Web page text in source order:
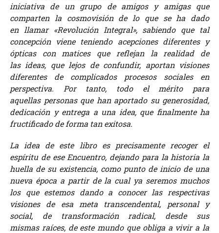
iniciativa de un grupo de amigos y amigas que
comparten la cosmovisión de lo que se ha dado
en llamar «Revolución Integral», sabiendo que tal
concepción viene teniendo acepciones diferentes y
ópticas con matices que reflejan la realidad de
las ideas, que lejos de confundir, aportan visiones
diferentes de complicados procesos sociales en
perspectiva. Por tanto, todo el mérito para
aquellas personas que han aportado su generosidad,
dedicación y entrega a una idea, que finalmente ha
fructificado de forma tan exitosa.
La idea de este libro es precisamente recoger el
espíritu de ese Encuentro, dejando para la historia la
huella de su existencia, como punto de inicio de una
nueva época a partir de la cual ya seremos muchos
los que estemos dando a conocer las respectivas
visiones de esa meta transcendental, personal y
social, de transformación radical, desde sus
mismas raíces, de este mundo que obliga a vivir a la